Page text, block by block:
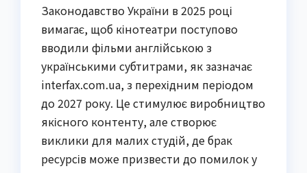
Законодавство України в 2025 році
вимагає, щоб кінотеатри поступово
вводили фільми англійською з
українськими субтитрами, як зазначає
interfax.com.ua, з перехідним періодом
до 2027 року. Це стимулює виробництво
якісного контенту, але створює
виклики для малих студій, де брак
ресурсів може призвести до помилок у